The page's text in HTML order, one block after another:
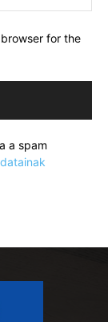
for the
a spam